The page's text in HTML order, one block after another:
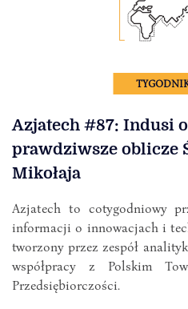
Azjatech #87: Indusi
prawdziwsze oblicze
Mikołaja
Azjatech to cotygodniowy
informacji o innowacjach i
tworzony przez zespół
współpracy z Polskim
Przedsiębiorczości.